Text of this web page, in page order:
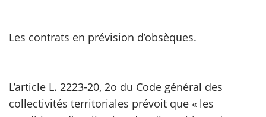
Les contrats en prévision d’obsèques.
L’article L. 2223-20, 2o du Code général des
collectivités territoriales prévoit que « les